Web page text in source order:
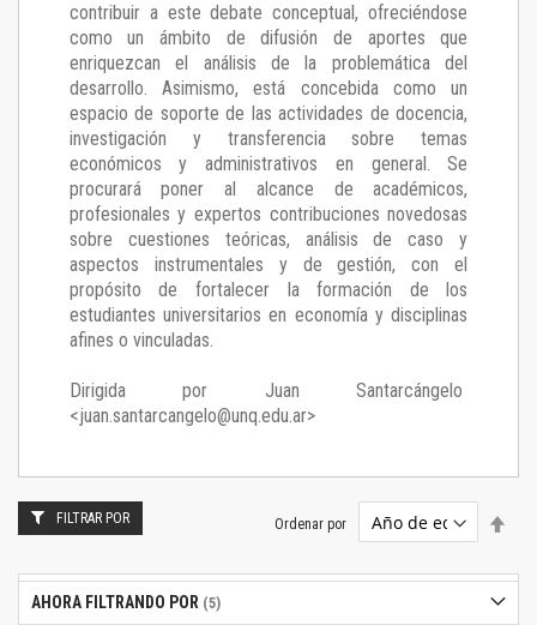
contribuir a este debate conceptual, ofreciéndose
como un ámbito de difusión de aportes que
enriquezcan el análisis de la problemática del
desarrollo. Asimismo, está concebida como un
espacio de soporte de las actividades de docencia,
investigación y transferencia sobre temas
económicos y administrativos en general. Se
procurará poner al alcance de académicos,
profesionales y expertos contribuciones novedosas
sobre cuestiones teóricas, análisis de caso y
aspectos instrumentales y de gestión, con el
propósito de fortalecer la formación de los
estudiantes universitarios en economía y disciplinas
afines o vinculadas.
Dirigida por Juan Santarcángelo
<juan.santarcangelo@unq.edu.ar>
Ordenar por
FILTRAR POR
AHORA FILTRANDO POR